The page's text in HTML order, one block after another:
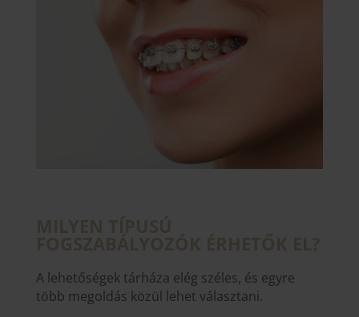
A lehetőségek tárháza elég széles, és egyre
több megoldás közül lehet választani.